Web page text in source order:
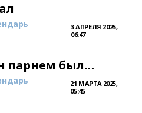
3 АПРЕЛЯ 2025,
06:47
парнем был…
21 МАРТА 2025,
05:45